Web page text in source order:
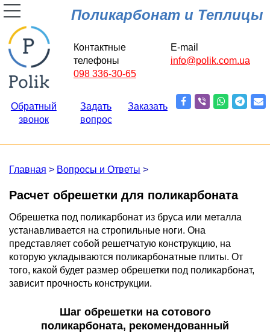
Поликарбонат и Теплицы
Контактные
телефоны
098 336-30-65
E-mail
info@polik.com.ua
Обратный
звонок
Задать
вопрос
Заказать
Главная > Вопросы и Ответы >
Расчет обрешетки для поликарбоната
Обрешетка под поликарбонат из бруса или металла
устанавливается на стропильные ноги. Она
представляет собой решетчатую конструкцию, на
которую укладываются поликарбонатные плиты. От
того, какой будет размер обрешетки под поликарбонат,
зависит прочность конструкции.
Шаг обрешетки на сотового
поликарбоната, рекомендованный